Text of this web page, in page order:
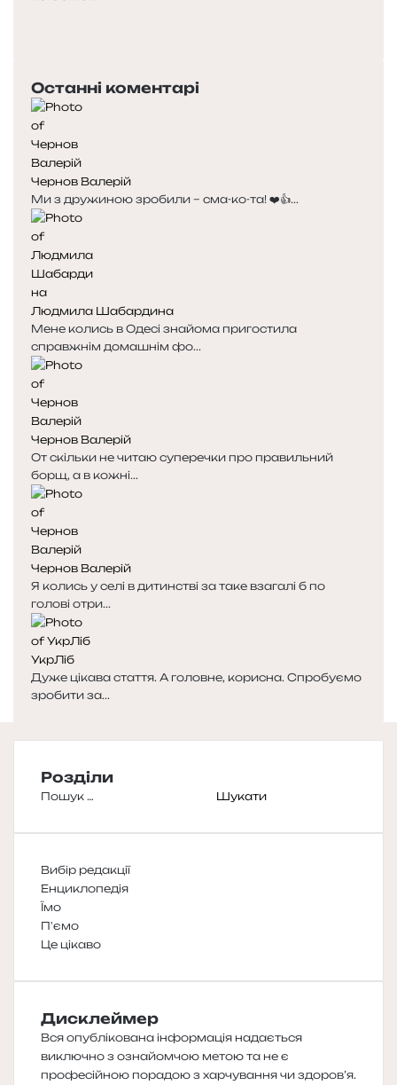
Останні коментарі
Чернов Валерій
Ми з дружиною зробили – сма-ко-та! ❤️👍...
Людмила Шабардина
Мене колись в Одесі знайома пригостила
справжнім домашнім фо...
Чернов Валерій
От скільки не читаю суперечки про правильний
борщ, а в кожні...
Чернов Валерій
Я колись у селі в дитинстві за таке взагалі б по
голові отри...
УкрЛіб
Дуже цікава стаття. А головне, корисна. Спробуємо
зробити за...
Розділи
Пошук:
Вибір редакції
Енциклопедія
Їмо
П'ємо
Це цікаво
Дисклеймер
Вся опублікована інформація надається
виключно з ознайомчою метою та не є
професійною порадою з харчування чи здоров’я.